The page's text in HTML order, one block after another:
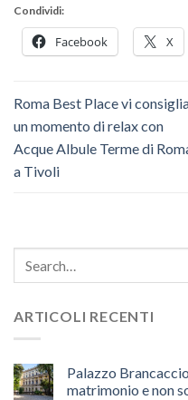
Condividi:
Facebook X
Roma Best Place vi
un momento di relax con
Acque Albule Terme di
a Tivoli
ARTICOLI RECENTI
Palazzo
matrimonio e non